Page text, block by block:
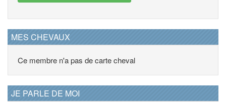
MES CHEVAUX
Ce membre n'a pas de carte cheval
JE PARLE DE MOI